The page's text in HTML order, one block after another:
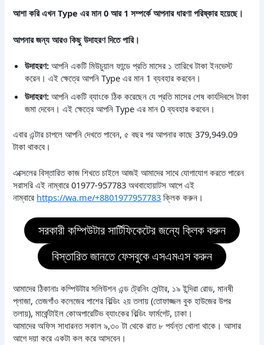
আশা করি এখন Type এর মান 0 আর 1 সম্পর্কে আপনার ধারণা পরিষ্কার হয়েছে।
আপনার জন্য আরও কিছু উদাহরণ দিতে পারি।
উদাহরণ: আপনি একটি মিউচুয়াল ফান্ডে প্রতি মাসের ১ তারিখে টাকা ইনভেস্ট
করেন। এই ক্ষেত্রে আপনি Type এর মান 1 ব্যবহার করবেন।
উদাহরণ: আপনি একটি ব্যাংকে ঠিক করেছেন যে প্রতি মাসের শেষ কার্যদিবসে টাকা
জমা দেবেন। এই ক্ষেত্রে আপনি Type এর মান 0 ব্যবহার করবেন।
এবার এন্টার চাপলে আপনি দেখতে পাবেন, ৫ বছর পর আপনার কাছে 379,949.09
টাকা থাকবে।
এক্সেলের বিস্তারিত কাজ শিখতে চাইলে আজই আমাদের সাথে যোগাযোগ করতে পারেন
সরাসরি এই নাম্বারে 01977-957783 অথবাহোয়াটস আপে এই
নাম্বারে https://wa.me/+8801977957783 ক্লিক করুন।
সরকারী কম্পিউটার সার্টিফিকেটের জন্যে ক্লিক করুন
বিস্তারিত জানতে ফেসবুকে এসএমএস করুন
আমাদের ঠিকানাঃ কম্পিউটার সলিউশন এন্ড ট্রেনিং সেন্টার, ১৯ ইন্দিরা রোড, মানষী
প্লাজা, তেজগাঁও কলেজের পাশের বিল্ডিং ২য় তলায় (তোফাজ্জল বুক হাউজের উপর
তলায়), মার্কেন্টাইল কোঅপারেটিভ ব্যাংকের বিল্ডিং ফার্মগেট, ঢাকা।
আমাদের অফিস সাধারনত সকাল ৯,৩০ টা থেকে রাত ৮ পর্যন্ত খোলা থাকে। আসার
আগে দয়া করে একটা কল করে আসবেন।